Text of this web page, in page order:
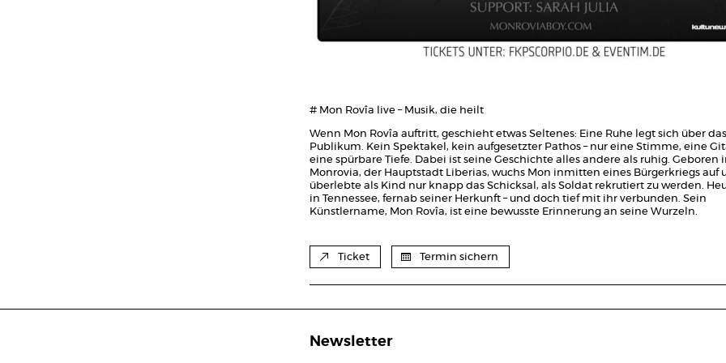
# Mon Rovîa live – Musik, die heilt
Wenn Mon Rovîa auftritt, geschieht etwas Seltenes: Eine Ruhe legt sich über das
Publikum. Kein Spektakel, kein aufgesetzter Pathos – nur eine Stimme, eine
eine spürbare Tiefe. Dabei ist seine Geschichte alles andere als ruhig. Geboren
Monrovia, der Hauptstadt Liberias, wuchs Mon inmitten eines Bürgerkriegs auf
überlebte als Kind nur knapp das Schicksal, als Soldat rekrutiert zu werden.
in Tennessee, fernab seiner Herkunft – und doch tief mit ihr verbunden. Sein
Künstlername, Mon Rovîa, ist eine bewusste Erinnerung an seine Wurzeln.
Ticket Termin sichern
Newsletter